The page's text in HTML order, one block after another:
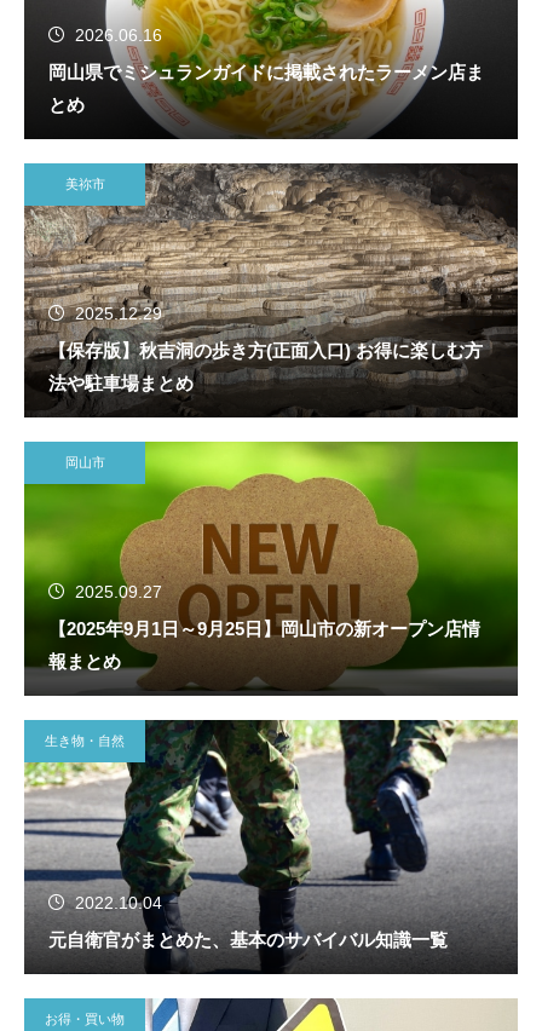
2026.06.16
岡山県でミシュランガイドに掲載されたラーメン店ま
とめ
美祢市
2025.12.29
【保存版】秋吉洞の歩き方(正面入口) お得に楽しむ方
法や駐車場まとめ
岡山市
2025.09.27
【2025年9月1日～9月25日】岡山市の新オープン店情
報まとめ
生き物・自然
2022.10.04
元自衛官がまとめた、基本のサバイバル知識一覧
お得・買い物